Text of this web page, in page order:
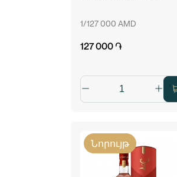
1/127 000 AMD
127 000 ֏
Նորույթ